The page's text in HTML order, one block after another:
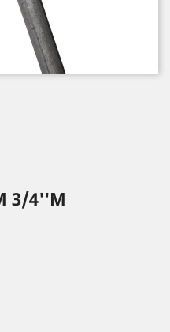
3/4''M